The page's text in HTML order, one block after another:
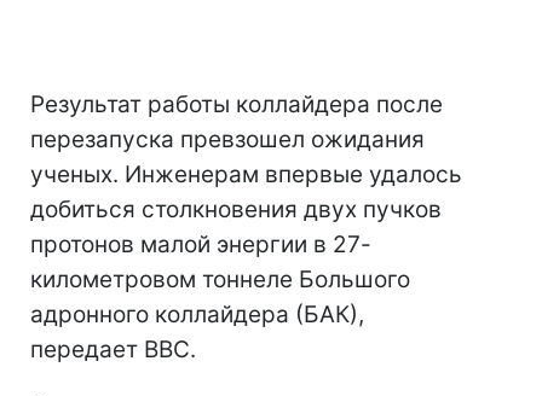
Результат работы коллайдера после
перезапуска превзошел ожидания
ученых. Инженерам впервые удалось
добиться столкновения двух пучков
протонов малой энергии в 27-
километровом тоннеле Большого
адронного коллайдера (БАК),
передает ВВС.